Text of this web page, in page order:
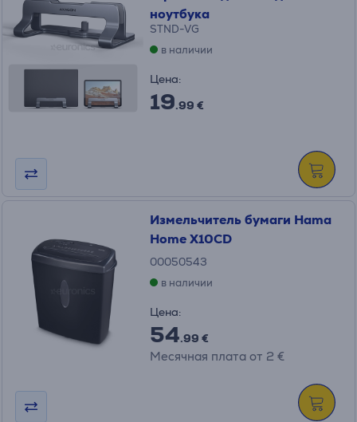
ноутбука
STND-VG
в наличии
Цена:
19.99 €
Измельчитель бумаги Hama
Home X10CD
00050543
в наличии
Цена:
54.99 €
Месячная плата от 2 €